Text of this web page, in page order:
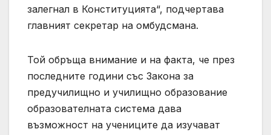
залегнал в Конституцията“, подчертава
главният секретар на омбудсмана.
Той обръща внимание и на факта, че през
последните години със Закона за
предучилищно и училищно образование
образователната система дава
възможност на учениците да изучават